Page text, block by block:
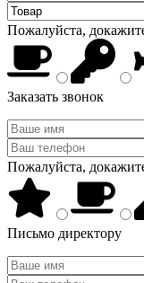
Пожалуйста,
Заказать звонок
Пожалуйста,
Письмо директору